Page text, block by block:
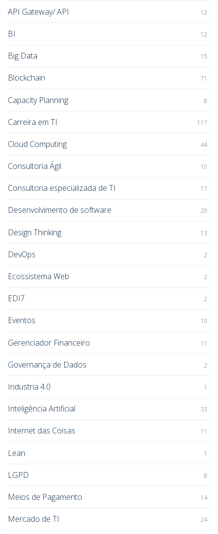
API Gateway/ API 12
BI 12
Big Data 15
Blockchain 71
Capacity Planning 8
Carreira em TI 117
Cloud Computing 44
Consultoria Ágil 10
Consultoria especializada de TI 17
Desenvolvimento de software 29
Design Thinking 13
DevOps 2
Ecossistema Web 2
EDI7 2
Eventos 10
Gerenciador Financeiro 11
Governança de Dados 2
Industria 4.0 1
Inteligência Artificial 33
Internet das Coisas 11
Lean 1
LGPD 8
Meios de Pagamento 14
Mercado de TI 24